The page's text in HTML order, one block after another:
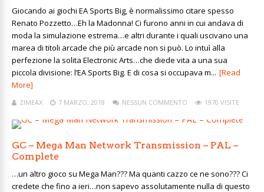
Giocando ai giochi EA Sports Big, è normalissimo citare spesso
Renato Pozzetto…Eh la Madonna! Ci furono anni in cui andava di
moda la simulazione estrema…e altri durante i quali uscivano una
marea di titoli arcade che più arcade non si può. Lo intuì alla
perfezione la solita Electronic Arts…che diede vita a una sua
piccola divisione: l’EA Sports Big. E di cosa si occupava m... [Read
More]
ZIMEAX 7 MARZO, 2018 NESSUN COMMENTO 1970 VISITE
GC – Mega Man Network Transmission – PAL –
Complete
…un altro gioco su Mega Man??? Ma quanti cazzo ce ne sono??? Ci
credete che fino a ieri…non sapevo assolutamente nulla di questo